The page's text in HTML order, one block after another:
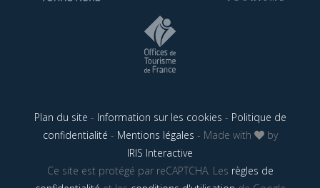
Plan du site - Information sur les cookies - Politique de
confidentialité - Mentions légales - Made with
by
IRIS Interactive
Ce site est protégé par reCAPTCHA. Les règles de